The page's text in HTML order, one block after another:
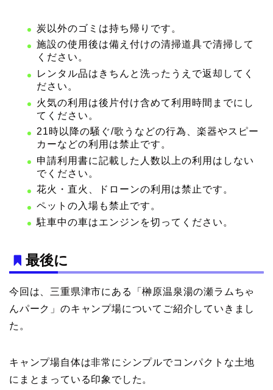
炭以外のゴミは持ち帰りです。
施設の使用後は備え付けの清掃道具で清掃して
ください。
レンタル品はきちんと洗ったうえで返却してく
ださい。
火気の利用は後片付け含めて利用時間までにし
てください。
21時以降の騒ぐ/歌うなどの行為、楽器やスピー
カーなどの利用は禁止です。
申請利用書に記載した人数以上の利用はしない
でください。
花火・直火、ドローンの利用は禁止です。
ペットの入場も禁止です。
駐車中の車はエンジンを切ってください。
最後に
今回は、三重県津市にある「榊原温泉湯の瀬ラムちゃ
んパーク」のキャンプ場についてご紹介していきまし
た。
キャンプ場自体は非常にシンプルでコンパクトな土地
にまとまっている印象でした。